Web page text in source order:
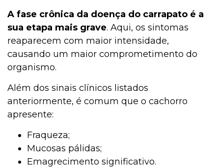
A fase crônica da doença do carrapato é a
sua etapa mais grave. Aqui, os sintomas
reaparecem com maior intensidade,
causando um maior comprometimento do
organismo.
Além dos sinais clínicos listados
anteriormente, é comum que o cachorro
apresente:
Fraqueza;
Mucosas pálidas;
Emagrecimento significativo.